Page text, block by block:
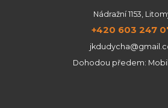
Nádražní 1153,
+420 603 247
Dohodou předem: